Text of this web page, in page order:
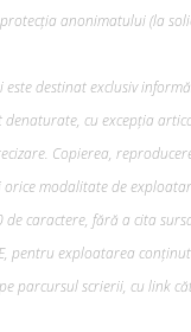
anonimatului (la
destinat exclusiv
cu excepția
Copierea,
orice modalitate de
caractere, fără a cita
pentru exploatarea
parcursul scrierii, cu link